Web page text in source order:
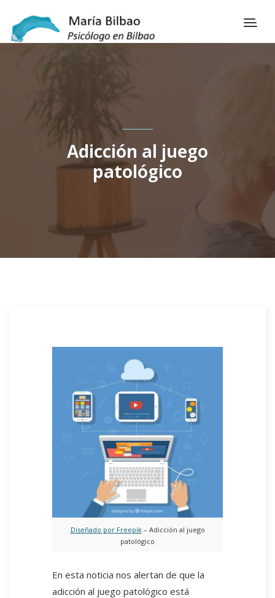
Adicción al juego
patológico
Diseñado por Freepik– Adicción al juego
patológico
En esta noticia nos alertan de que la
adicción al juego patológico está